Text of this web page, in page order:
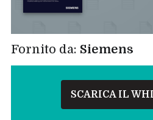
Fornito da: Siemens
SCARICA IL